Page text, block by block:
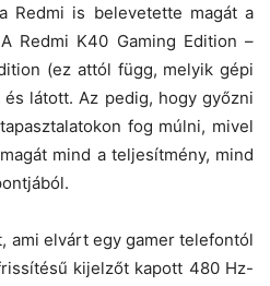
Redmi is belevetette magát a
Redmi K40 Gaming Edition –
(ez attól függ, melyik gépi
látott. Az pedig, hogy győzni
fog múlni, mivel
mind a teljesítmény, mind
ami elvárt egy gamer telefontól
kijelzőt kapott 480 Hz-